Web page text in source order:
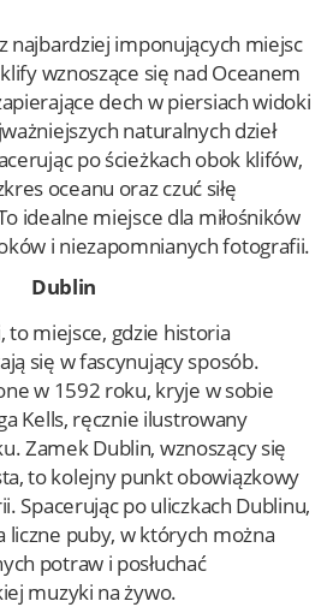
najbardziej imponujących miejsc
wznoszące się nad Oceanem
dech w piersiach widoki
naturalnych dzieł
po ścieżkach obok klifów,
oceanu oraz czuć siłę
idealne miejsce dla miłośników
i niezapomnianych fotografii.
Dublin
to miejsce, gdzie historia
się w fascynujący sposób.
w 1592 roku, kryje w sobie
Kells, ręcznie ilustrowany
Zamek Dublin, wznoszący się
to kolejny punkt obowiązkowy
Spacerując po uliczkach Dublinu,
liczne puby, w których można
potraw i posłuchać
muzyki na żywo.